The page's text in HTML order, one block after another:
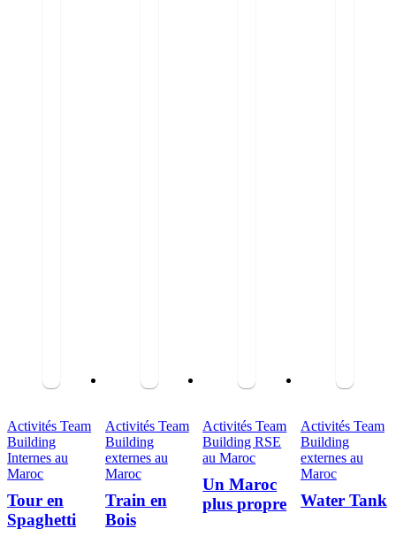
Activités Team
Building
Internes au
Maroc
Tour en
Spaghetti
Activités Team
Building
externes au
Maroc
Train en
Bois
Activités Team
Building RSE
au Maroc
Un Maroc
plus propre
Activités Team
Building
externes au
Maroc
Water Tank